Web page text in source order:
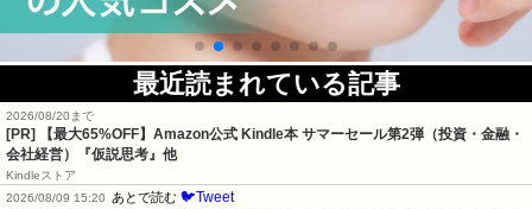
最近読まれている記事
2026/08/20まで
[PR]
【最大65%OFF】Amazon公式 Kindle本 サマーセール第2弾（投資・金融・
会社経営）『仮説思考』他
Kindleストア
2026/08/09 15:20
あとで読む 🐦Tweet